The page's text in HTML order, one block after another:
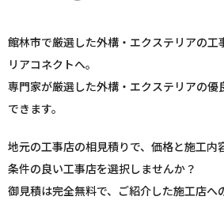
館林市で厳選した外構・エクステリアの工
リアコネクトへ。
専門家が厳選した外構・エクステリアの優
できます。
地元の工事店の相見積りで、価格と施工内
条件の良い工事店を選択しませんか？
御見積は完全無料で、ご紹介した施工店へ